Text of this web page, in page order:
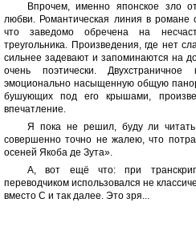
Впрочем, именно японское зло
любви. Романтическая линия в романе
что заведомо обречена на
треугольника. Произведения, где нет
сильнее задевают и запоминаются на
очень поэтически.
эмоционально насыщенную общую
бушующих под его крышами,
впечатление.
Я пока не решил, буду ли
совершенно точно не жалею, что
осеней Якоба де Зута».
А, вот ещё что: при
переводчиком использовался не
вместо С и так далее. Это зря...